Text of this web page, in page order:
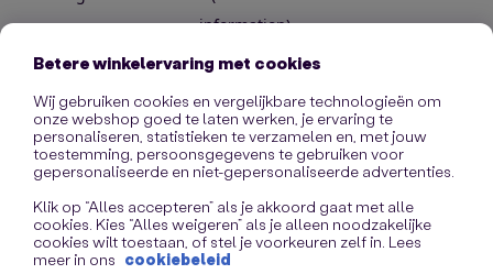
information).
Betere winkelervaring met cookies
Wij gebruiken cookies en vergelijkbare technologieën om
onze webshop goed te laten werken, je ervaring te
personaliseren, statistieken te verzamelen en, met jouw
toestemming, persoonsgegevens te gebruiken voor
gepersonaliseerde en niet-gepersonaliseerde advertenties.
Klik op “Alles accepteren” als je akkoord gaat met alle
cookies. Kies “Alles weigeren” als je alleen noodzakelijke
cookies wilt toestaan, of stel je voorkeuren zelf in. Lees
meer in ons cookiebeleid